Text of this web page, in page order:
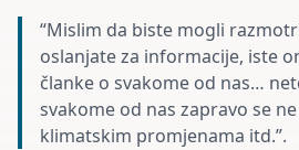
“Mislim da biste mogli
oslanjate za informacije, iste
članke o svakome od nas…
svakome od nas zapravo se
klimatskim promjenama itd.”.